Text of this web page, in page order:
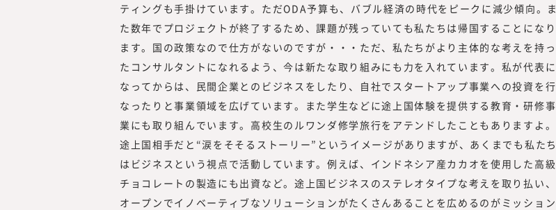
ティングも手掛けています。ただODA予算も、バブル経済の時代をピークに減少傾向。ま
た数年でプロジェクトが終了するため、課題が残っていても私たちは帰国することになり
ます。国の政策なので仕方がないのですが・・・ただ、私たちがより主体的な考えを持っ
たコンサルタントになれるよう、今は新たな取り組みにも力を入れています。私が代表に
なってからは、民間企業とのビジネスをしたり、自社でスタートアップ事業への投資を行
なったりと事業領域を広げています。また学生などに途上国体験を提供する教育・研修事
業にも取り組んでいます。高校生のルワンダ修学旅行をアテンドしたこともありますよ。
途上国相手だと“涙をそそるストーリー”というイメージがありますが、あくまでも私たち
はビジネスという視点で活動しています。例えば、インドネシア産カカオを使用した高級
チョコレートの製造にも出資など。途上国ビジネスのステレオタイプな考えを取り払い、
オープンでイノベーティブなソリューションがたくさんあることを広めるのがミッション